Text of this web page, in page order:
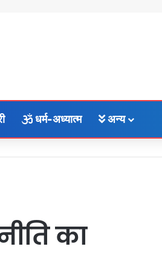
धर्म-अध्यात्म अन्य
का